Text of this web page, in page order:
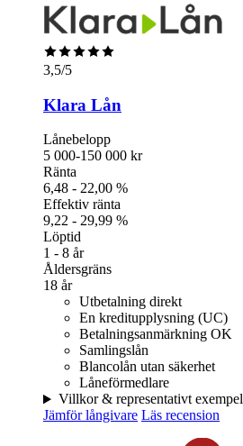
3,5/5
Klara Lån
Lånebelopp
5 000-150 000 kr
Ränta
6,48 - 22,00 %
Effektiv ränta
9,22 - 29,99 %
Löptid
1 - 8 år
Åldersgräns
18 år
Utbetalning direkt
En kreditupplysning (UC)
Betalningsanmärkning OK
Samlingslån
Blancolån utan säkerhet
Låneförmedlare
Villkor & representativt exempel
Jämför långivare Läs recension